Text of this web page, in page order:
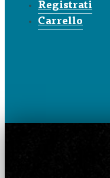
Registrati
Carrello